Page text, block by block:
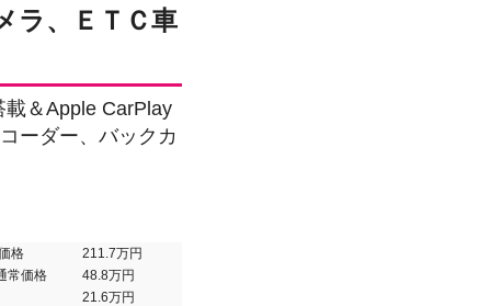
ラ、ＥＴＣ車
＆Apple CarPlay
ーダー、バックカ
格
211.7万円
常価格
48.8万円
21.6万円